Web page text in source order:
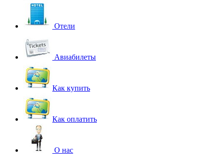
Отели
Авиабилеты
Как купить
Как оплатить
О нас